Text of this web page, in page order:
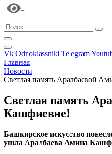
Vk Odnoklassniki Telegram
Главная
Новости
Светлая память Аралбаевой
Светлая память
Кашфиевне!
Башкирское искусство
ушла Аралбаева Амина